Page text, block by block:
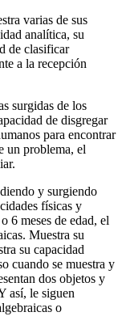
varias de sus
analítica, su
de clasificar
a la recepción
surgidas de los
de disgregar
para encontrar
un problema, el
y surgiendo
físicas y
6 meses de edad, el
Muestra su
su capacidad
cuando se muestra y
dos objetos y
así, le siguen
o